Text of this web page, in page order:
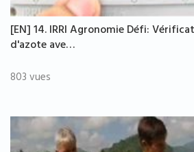
[EN] 14. IRRI Agronomie Défi:
d'azote ave…
803 vues